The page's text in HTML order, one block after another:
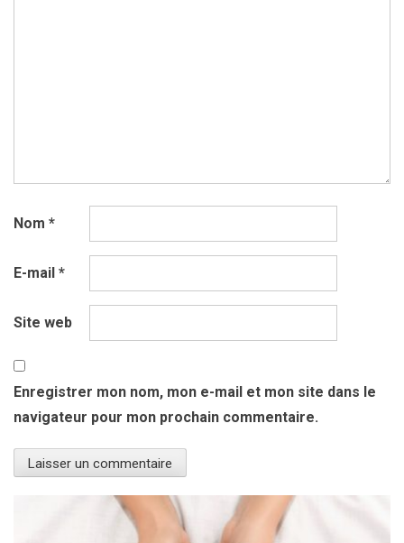
Nom *
E-mail *
Site web
Enregistrer mon nom, mon e-mail et mon site dans le
navigateur pour mon prochain commentaire.